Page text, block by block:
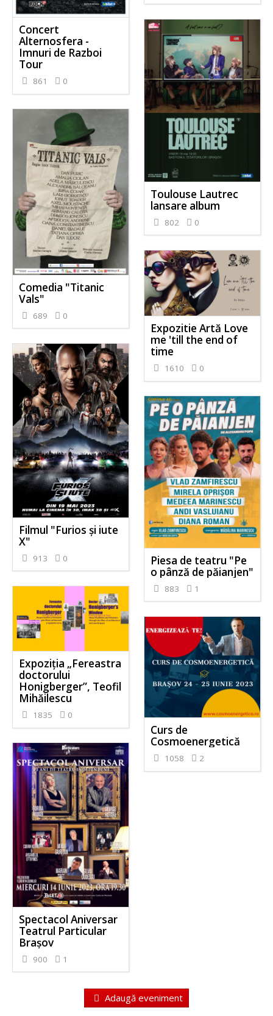
Concert
Alternosfera -
Imnuri de Razboi
Tour
861 0
Toulouse Lautrec
lansare album
802 0
Comedia "Titanic
Vals"
689 0
Expozitie Artă Love
me 'till the end of
time
1610 0
Filmul "Furios și iute
X"
913 0
Piesa de teatru "Pe
o pânză de păianjen"
883 1
Expoziția „Fereastra
doctorului
Honigberger”, Teofil
Mihăilescu
1835 0
Curs de
Cosmoenergetică
1058 2
Spectacol Aniversar
Teatrul Particular
Brașov
900 1
Adaugă eveniment